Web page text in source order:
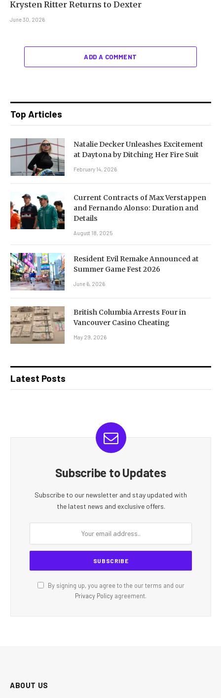
Krysten Ritter Returns to Dexter
June 30, 2026
ADD A COMMENT
Top Articles
Natalie Decker Unleashes Excitement
at Daytona by Ditching Her Fire Suit
February 14, 2026
Current Contracts of Max Verstappen
and Fernando Alonso: Duration and
Details
August 18, 2025
Resident Evil Remake Announced at
Summer Game Fest 2026
June 6, 2026
British Columbia Arrests Four in
Vancouver Casino Cheating
May 29, 2026
Latest Posts
Subscribe to Updates
Subscribe to our newsletter and stay updated with
the latest news and exclusive offers.
By signing up, you agree to the our terms and our
Privacy Policy agreement.
ABOUT US